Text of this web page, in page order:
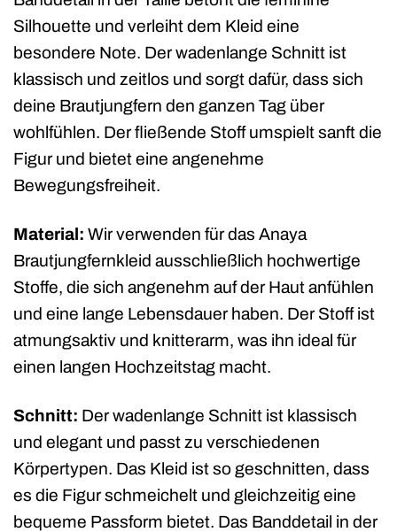
Silhouette und verleiht dem Kleid eine
besondere Note. Der wadenlange Schnitt ist
klassisch und zeitlos und sorgt dafür, dass sich
deine Brautjungfern den ganzen Tag über
wohlfühlen. Der fließende Stoff umspielt sanft die
Figur und bietet eine angenehme
Bewegungsfreiheit.
Material: Wir verwenden für das Anaya
Brautjungfernkleid ausschließlich hochwertige
Stoffe, die sich angenehm auf der Haut anfühlen
und eine lange Lebensdauer haben. Der Stoff ist
atmungsaktiv und knitterarm, was ihn ideal für
einen langen Hochzeitstag macht.
Schnitt: Der wadenlange Schnitt ist klassisch
und elegant und passt zu verschiedenen
Körpertypen. Das Kleid ist so geschnitten, dass
es die Figur schmeichelt und gleichzeitig eine
bequeme Passform bietet. Das Banddetail in der